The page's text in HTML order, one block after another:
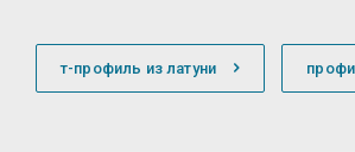
т-профиль из латуни